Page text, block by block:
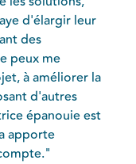
d'élargir leur
des
peux me
à améliorer la
d'autres
épanouie est
apporte